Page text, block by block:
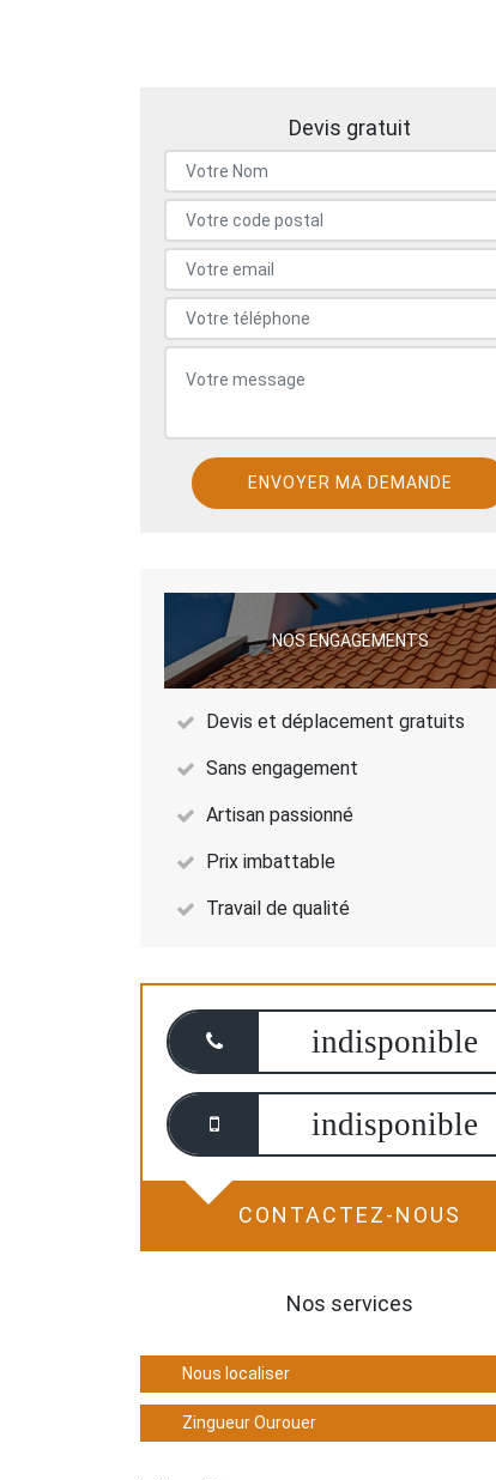
Devis gratuit
NOS ENGAGEMENTS
Devis et déplacement gratuits
Sans engagement
Artisan passionné
Prix imbattable
Travail de qualité
indisponible
indisponible
CONTACTEZ-NOUS
Nos services
Nous localiser
Zingueur Ourouer